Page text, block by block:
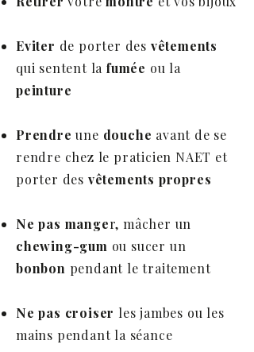
Eviter de porter des vêtements
qui sentent lafumée ou la
peinture
Prendre une douche avant de se
rendre chez le praticien NAET et
porter des vêtements propres
Ne pas manger, mâcher un
chewing-gum ou sucer un
bonbon pendant le traitement
Ne pas croiser les jambes ou les
mains pendant la séance